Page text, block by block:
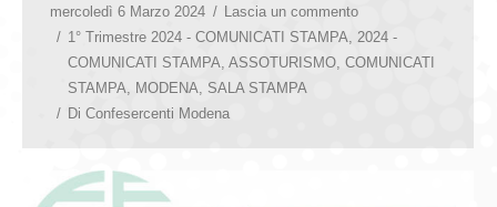
mercoledì 6 Marzo 2024
Lascia un commento
1° Trimestre 2024 - COMUNICATI STAMPA, 2024 -
COMUNICATI STAMPA, ASSOTURISMO, COMUNICATI
STAMPA, MODENA, SALA STAMPA
Di Confesercenti Modena